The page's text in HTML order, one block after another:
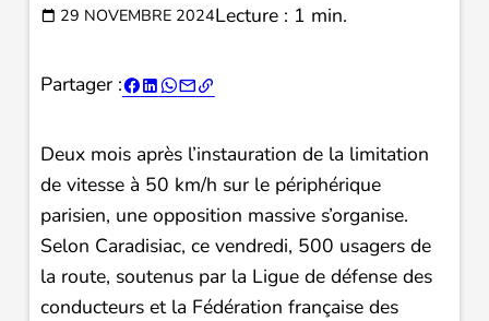
29 NOVEMBRE 2024Lecture : 1 min.
Partager :
Deux mois après l’instauration de la limitation
de vitesse à 50 km/h sur le périphérique
parisien, une opposition massive s’organise.
Selon Caradisiac, ce vendredi, 500 usagers de
la route, soutenus par la Ligue de défense des
conducteurs et la Fédération française des